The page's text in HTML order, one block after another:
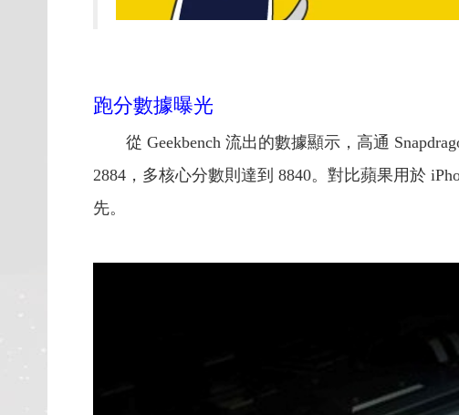
跑分數據曝光
從 Geekbench 流出的數據顯示，高通
2884，多核心分數則達到 8840。對比蘋果用於
先。